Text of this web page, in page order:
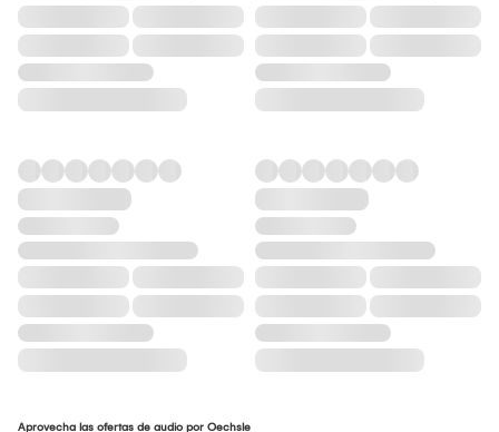
Aprovecha las ofertas de audio por Oechsle